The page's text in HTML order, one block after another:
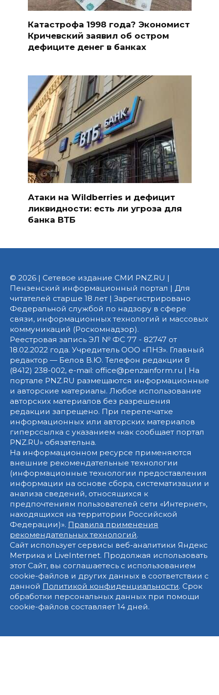
Катастрофа 1998 года? Экономист
Кричевский заявил об остром
дефиците денег в банках
Атаки на Wildberries и дефицит
ликвидности: есть ли угроза для
банка ВТБ
© 2026 | Сетевое издание СМИ PNZ.RU |
Пензенский информационный портал | Для
читателей старше 18 лет | Зарегистрировано
Федеральной службой по надзору в сфере
связи, информационных технологий и массовых
коммуникаций (Роскомнадзор).
Реестровая запись ЭЛ № ФС 77 - 82747 от
18.02.2022 года. Учредитель ООО «ПНЗ». Главный
редактор — Белов В.Ю. Телефон редакции 8
(8412) 238-002, e-mail: office@penzainform.ru | На
портале PNZ.RU размещаются информационные
и авторские материалы. Любое использование
авторских материалов без разрешения
редакции запрещено. При перепечатке
информационных или авторских материалов
гиперссылка с указанием «как сообщает портал
PNZ.RU» обязательна.
На информационном ресурсе применяются
внешние рекомендательные технологии
(информационные технологии предоставления
информации на основе сбора, систематизации и
анализа сведений, относящихся к
предпочтениям пользователей сети «Интернет»,
находящихся на территории Российской
Федерации)». Правила применения
рекомендательных технологий.
Сайт использует сервисы веб-аналитики Яндекс
Метрика и LiveInternet. Продолжая использовать
этот Сайт, вы соглашаетесь с использованием
cookie-файлов и других данных в соответствии с
данной Политикой конфиденциальности. Срок
обработки персональных данных при помощи
cookie-файлов составляет 14 дней.